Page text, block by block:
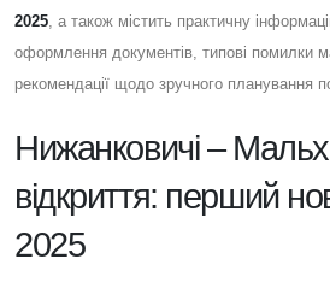
2025 , а також містить практичну
оформлення документів, типові помилки
рекомендації щодо зручного планування
Нижанковичі –
відкриття: перший
2025